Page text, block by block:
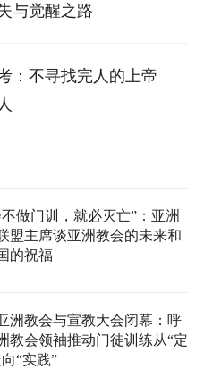
与觉醒之路
：不寻找完人的上帝
做门训，就必灭亡”：亚洲
盟主席谈亚洲教会的未来和
的祝福
洲教会与宣教大会闭幕：呼
教会领袖推动门徒训练从“定
向“实践”